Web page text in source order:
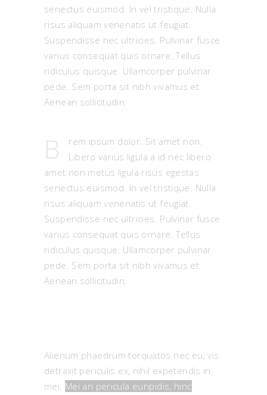
senectus euismod. In vel tristique. Nulla
risus aliquam venenatis ut feugiat.
Suspendisse nec ultricies. Pulvinar fusce
varius consequat quis ornare. Tellus
ridiculus quisque. Ullamcorper pulvinar
pede. Sem porta sit nibh vivamus et.
Aenean sollicitudin.
B
rem ipsum dolor. Sit amet non.
Libero varius ligula a id nec libero
amet non metus ligula risus egestas
senectus euismod. In vel tristique. Nulla
risus aliquam venenatis ut feugiat.
Suspendisse nec ultricies. Pulvinar fusce
varius consequat quis ornare. Tellus
ridiculus quisque. Ullamcorper pulvinar
pede. Sem porta sit nibh vivamus et.
Aenean sollicitudin.
Alienum phaedrum torquatos nec eu, vis
detraxit periculis ex, nihil expetendis in
mei. Mei an pericula euripidis, hinc